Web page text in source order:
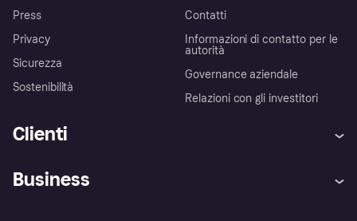
Press
Privacy
Sicurezza
Sostenibilità
Contatti
Informazioni di contatto per le
autorità
Governance aziendale
Relazioni con gli investitori
Clienti
Assistenza
Business